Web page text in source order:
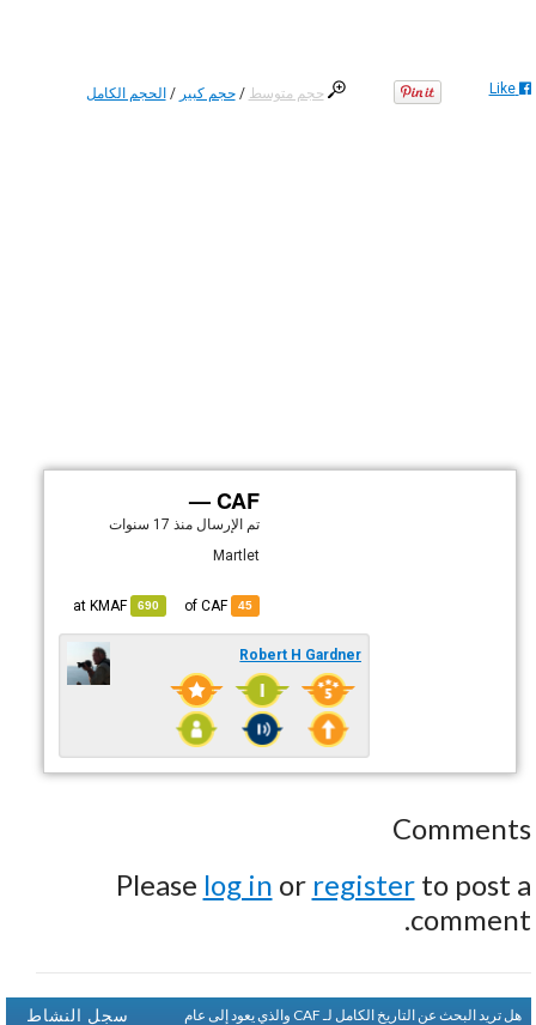
حجم متوسط /حجم كبير /الحجم الكامل Like
CAF —
تم الإرسال منذ 17 سنوات
Martlet
45
of CAF
690
at
KMAF
Robert H Gardner
Comments
Please log in or registerto post a
comment.
سجل النشاط
هل تريد البحث عن التاريخ الكامل لـ CAF والذي يعود إلى عام